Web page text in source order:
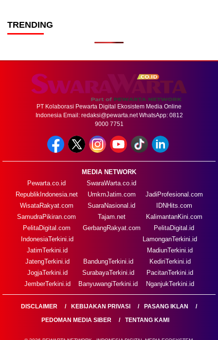
TRENDING
PT Kolaborasi Pewarta Digital Ekosistem Media Online
Indonesia Email: redaksi@pewarta.netWhatsApp: 0812
9000 7751
MEDIA NETWORK
Pewarta.co.id
RepublikIndonesia.net
WisataRakyat.com
SamudraPikiran.com
PelitaDigital.com
SwaraWarta.co.id
UmkmJatim.com
SuaraNasional.id
Tajam.net
GerbangRakyat.com
JadiProfesional.com
IDNHits.com
KalimantanKini.com
PelitaDigital.id
IndonesiaTerkini.id
JatimTerkini.id
JatengTerkini.id
JogjaTerkini.id
JemberTerkini.id
BandungTerkini.id
SurabayaTerkini.id
BanyuwangiTerkini.id
LamonganTerkini.id
MadiunTerkini.id
KediriTerkini.id
PacitanTerkini.id
NganjukTerkini.id
DISCLAIMER KEBIJAKAN PRIVASI
PASANG IKLAN
PEDOMAN MEDIA SIBER
TENTANG KAMI